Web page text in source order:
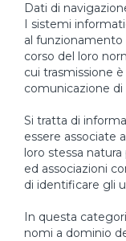
Dati di
I sistemi
al funzionamento
corso del loro
cui trasmissione
comunicazione
Si tratta di
essere associate
loro stessa
ed associazioni
di identificare gli
In questa
nomi a dominio